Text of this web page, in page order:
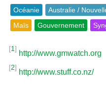
Océanie Australie /
Maïs
Gouvernement
[1]
http://www.gmwatch.org
[2]
http://www.stuff.co.nz/